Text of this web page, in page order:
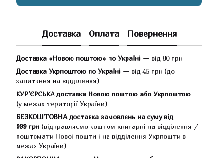
Доставка Оплата Повернення
Доставка «Новою поштою» по Україні — від 80 грн
Доставка Укрпоштою по Україні — від 45 грн (до
запитання на відділення)
КУР'ЄРСЬКА доставка Новою поштою або Укрпоштою
(у межах території України)
БЕЗКОШТОВНА доставка замовлень на суму від
999 грн (відправляємо коштом книгарні на відділення /
поштомати Нової пошти і на відділення Укрпошти в
межах України)